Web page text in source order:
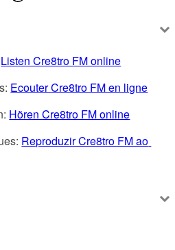
Listen Cre8tro FM online
Ecouter Cre8tro FM en ligne
Hören Cre8tro FM online
Reproduzir Cre8tro FM ao